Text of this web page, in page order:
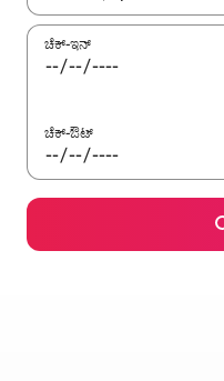
ಚೆಕ್-ಇನ್
ಚೆಕ್-ಔಟ್